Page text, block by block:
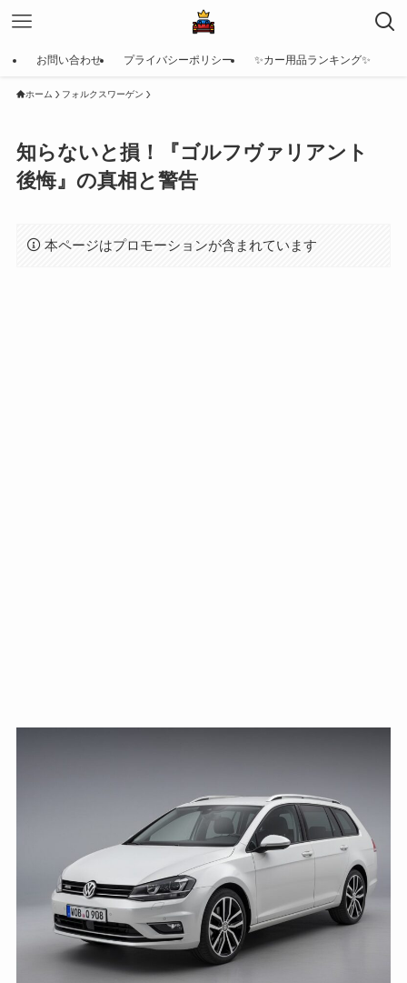
お問い合わせ プライバシーポリシー ✨カー用品ランキング✨
ホーム フォルクスワーゲン
知らないと損！『ゴルフヴァリアント
後悔』の真相と警告
本ページはプロモーションが含まれています